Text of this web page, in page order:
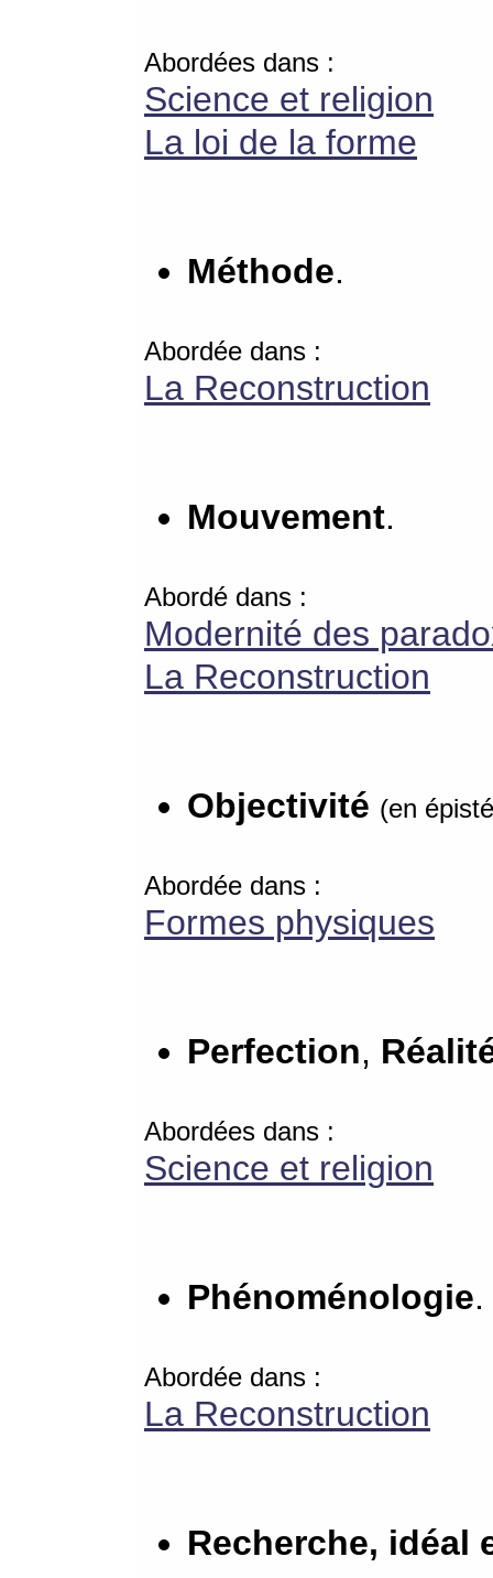
Abordées dans :
Science et religion
La loi de la forme
Méthode.
Abordée dans :
La Reconstruction
Mouvement.
Abordé dans :
Modernité des
La Reconstruction
Objectivité (en
Abordée dans :
Formes physiques
Perfection,
Abordées dans :
Science et religion
Phénoménologie.
Abordée dans :
La Reconstruction
Recherche, idéal